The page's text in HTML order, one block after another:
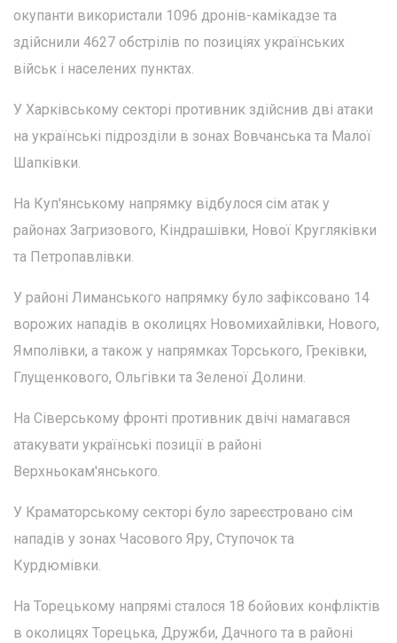
окупанти використали 1096 дронів-камікадзе та
здійснили 4627 обстрілів по позиціях українських
військ і населених пунктах.
У Харківському секторі противник здійснив дві атаки
на українські підрозділи в зонах Вовчанська та Малої
Шапківки.
На Куп'янському напрямку відбулося сім атак у
районах Загризового, Кіндрашівки, Нової Кругляківки
та Петропавлівки.
У районі Лиманського напрямку було зафіксовано 14
ворожих нападів в околицях Новомихайлівки, Нового,
Ямполівки, а також у напрямках Торського, Греківки,
Глущенкового, Ольгівки та Зеленої Долини.
На Сіверському фронті противник двічі намагався
атакувати українські позиції в районі
Верхньокам'янського.
У Краматорському секторі було зареєстровано сім
нападів у зонах Часового Яру, Ступочок та
Курдюмівки.
На Торецькому напрямі сталося 18 бойових конфліктів
в околицях Торецька, Дружби, Дачного та в районі